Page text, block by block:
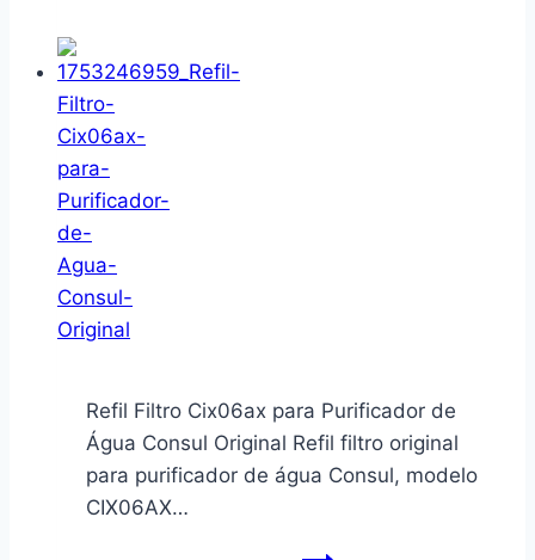
de
limpeza
|
Refil Filtro Cix06ax para Purificador de
Água Consul Original Refil filtro original
para purificador de água Consul, modelo
CIX06AX…